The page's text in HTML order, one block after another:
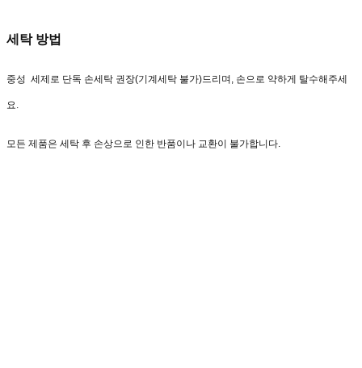
세탁 방법
중성 세제로 단독 손세탁 권장(기계세탁 불가)드리며, 손으로 약하게 탈수해주세
요.
모든 제품은 세탁 후 손상으로 인한 반품이나 교환이 불가합니다.